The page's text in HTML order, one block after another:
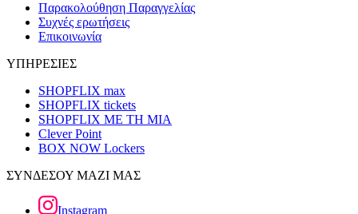
Παρακολούθηση Παραγγελίας
Συχνές ερωτήσεις
Επικοινωνία
ΥΠΗΡΕΣΙΕΣ
SHOPFLIX max
SHOPFLIX tickets
SHOPFLIX ΜΕ ΤΗ ΜΙΑ
Clever Point
BOX NOW Lockers
ΣΥΝΔΕΣΟΥ ΜΑΖΙ ΜΑΣ
Instagram